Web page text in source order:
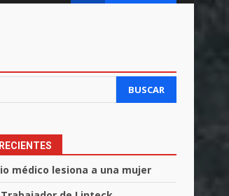
BUSCAR
médico lesiona a una mujer